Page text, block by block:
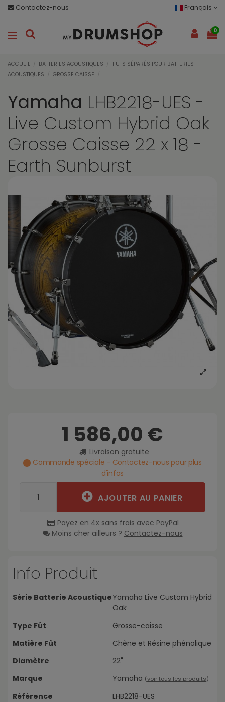
Contactez-nous Français
0
ACCUEIL BATTERIES ACOUSTIQUES
FÛTS SÉPARÉS POUR BATTERIES
ACOUSTIQUES
GROSSE CAISSE
Yamaha LHB2218-UES -
Live Custom Hybrid Oak
Grosse Caisse 22 x 18 -
Earth Sunburst
1 586,00 €
Livraison gratuite
Commande spéciale - Contactez-nous pour plus
d'infos
AJOUTER AU PANIER
Payez en 4x sans frais avec PayPal
Moins cher ailleurs ? Contactez-nous
Info Produit
Série Batterie AcoustiqueYamaha Live Custom Hybrid
Oak
Type Fût
Grosse-caisse
Matière Fût
Chêne et Résine phénolique
Diamètre
22"
Marque
Yamaha (voir tous les produits)
Référence LHB2218-UES